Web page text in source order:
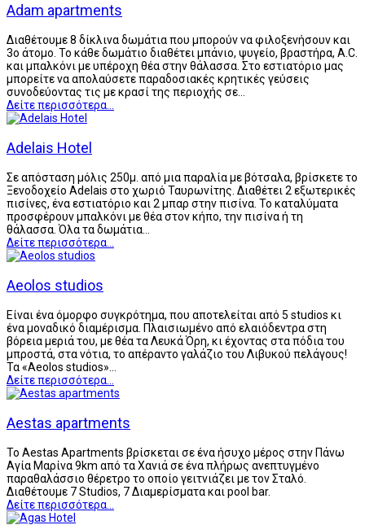
Adam apartments
Διαθέτουμε 8 δίκλινα δωμάτια που μπορούν να φιλοξενήσουν και
3ο άτομο. Το κάθε δωμάτιο διαθέτει μπάνιο, ψυγείο, βραστήρα, A.C.
και μπαλκόνι με υπέροχη θέα στην θάλασσα. Στο εστιατόριο μας
μπορείτε να απολαύσετε παραδοσιακές κρητικές γεύσεις
συνοδεύοντας τις με κρασί της περιοχής σε…
Δείτε περισσότερα...
Adelais Hotel
Σε απόσταση μόλις 250μ. από μια παραλία με βότσαλα, βρίσκετε το
Ξενοδοχείο Adelais στο χωριό Ταυρωνίτης. Διαθέτει 2 εξωτερικές
πισίνες, ένα εστιατόριο και 2 μπαρ στην πισίνα. Το καταλύματα
προσφέρουν μπαλκόνι με θέα στον κήπο, την πισίνα ή τη
θάλασσα. Όλα τα δωμάτια…
Δείτε περισσότερα...
Aeolos studios
Είναι ένα όμορφο συγκρότημα, που αποτελείται από 5 studios κι
ένα μοναδικό διαμέρισμα. Πλαισιωμένο από ελαιόδεντρα στη
βόρεια μεριά του, με θέα τα Λευκά Όρη, κι έχοντας στα πόδια του
μπροστά, στα νότια, το απέραντο γαλάζιο του Λιβυκού πελάγους!
Τα «Aeolos studios»…
Δείτε περισσότερα...
Aestas apartments
Το Aestas Apartments βρίσκεται σε ένα ήσυχο μέρος στην Πάνω
Αγία Μαρίνα 9km από τα Χανιά σε ένα πλήρως ανεπτυγμένο
παραθαλάσσιο θέρετρο το οποίο γειτνιάζει με τον Σταλό.
Διαθέτουμε 7 Studios, 7 Διαμερίσματα και pool bar.
Δείτε περισσότερα...